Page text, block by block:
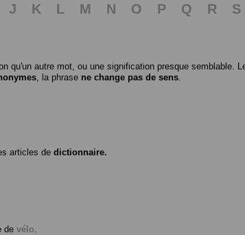
J K L M N O P Q R S
qu'un autre mot, ou une signification presque semblable.
, la phrase ne change pas de sens
articles de dictionnaire.
de vélo